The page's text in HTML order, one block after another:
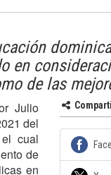
en
de las
Julio
del
cual
de
en